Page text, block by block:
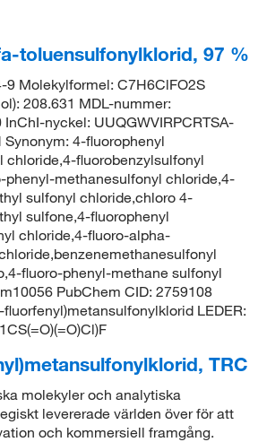
toluensulfonylklorid, 97 %
9 Molekylformel: C7H6ClFO2S
208.631 MDL-nummer:
nyckel: UUQGWVIRPCRTSA-
Synonym: 4-fluorophenyl
chloride,4-fluorobenzylsulfonyl
phenyl-methanesulfonyl chloride,4-
sulfonyl chloride,chloro 4-
sulfone,4-fluorophenyl
chloride,4-fluoro-alpha-
fluoro-phenyl-methane sulfonyl
PubChem CID: 2759108
fluorfenyl)metansulfonylklorid LEDER:
TRC
molekyler och analytiska
levererade världen över för att
och kommersiell framgång.